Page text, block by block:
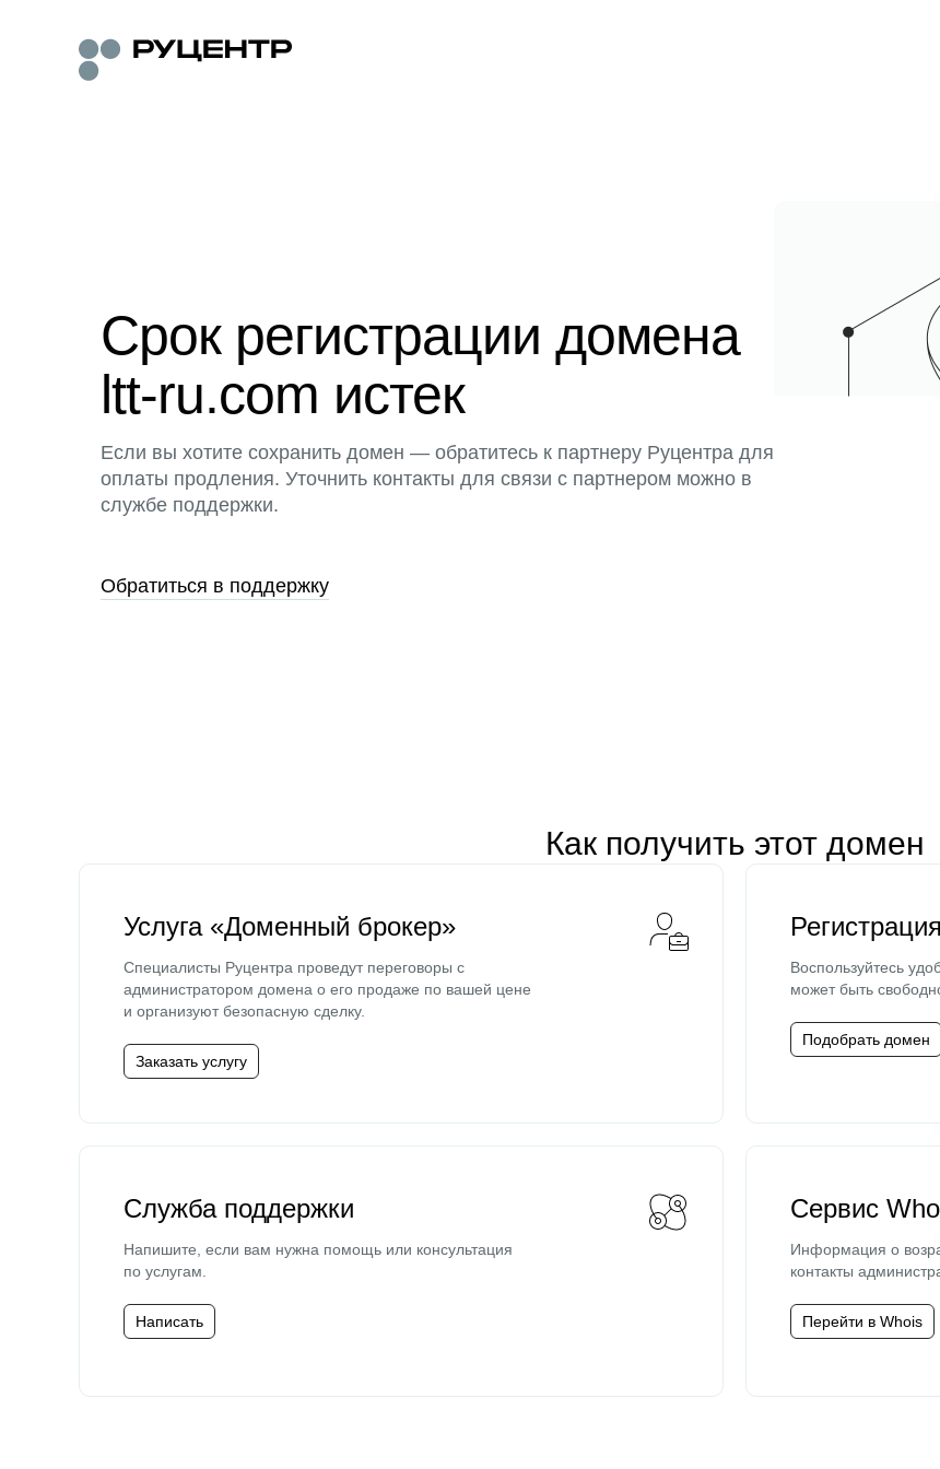
Срок регистрации домена
ltt-ru.com истек
Если вы хотите сохранить домен — обратитесь к партнеру Руцентра для
оплаты продления. Уточнить контакты для связи с партнером можно в
службе поддержки.
Обратиться в поддержку
Как получить этот домен
Услуга «Доменный брокер»
Специалисты Руцентра проведут переговоры с
администратором домена о его продаже по вашей цене
и организуют безопасную сделку.
Заказать услугу
Воспользуйтесь
может быть
Подобрать домен
Служба поддержки
Напишите, если вам нужна помощь или консультация
по услугам.
Написать
Сервис
Информация о
контакты
Перейти в Whois